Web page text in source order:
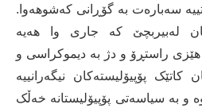
سەبارەت بە گۆڕانی کەشوهەوا.
لەبیربچێ کە جاری وا هەیە
هێزی راستڕۆ و دژ بە دیموکراسی و
پۆپیۆلیستەکان نیگەرانییە
و بە سیاسەتی پۆپیۆلیستانە خەڵک